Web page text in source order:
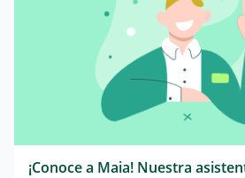
¡Conoce a Maia! Nuestra